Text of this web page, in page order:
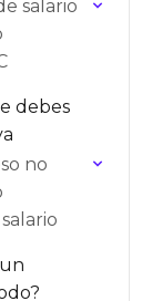
salario
debes
no